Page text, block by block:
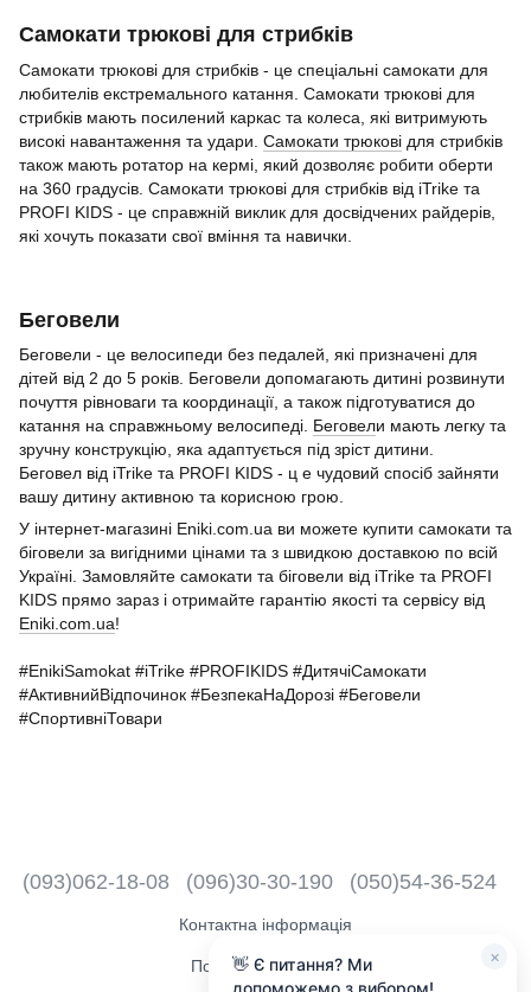
Самокати трюкові для стрибків
Самокати трюкові для стрибків - це спеціальні самокати для
любителів екстремального катання. Самокати трюкові для
стрибків мають посилений каркас та колеса, які витримують
високі навантаження та удари. Самокати трюкові для стрибків
також мають ротатор на кермі, який дозволяє робити оберти
на 360 градусів. Самокати трюкові для стрибків від iTrike та
PROFI KIDS - це справжній виклик для досвідчених райдерів,
які хочуть показати свої вміння та навички.
Беговели
Беговели - це велосипеди без педалей, які призначені для
дітей від 2 до 5 років. Беговели допомагають дитині розвинути
почуття рівноваги та координації, а також підготуватися до
катання на справжньому велосипеді. Беговели мають легку та
зручну конструкцію, яка адаптується під зріст дитини.
Беговел від iTrike та PROFI KIDS - ц е чудовий спосіб зайняти
вашу дитину активною та корисною грою.
У інтернет-магазині Eniki.com.ua ви можете купити самокати та
біговели за вигідними цінами та з швидкою доставкою по всій
Україні. Замовляйте самокати та біговели від iTrike та PROFI
KIDS прямо зараз і отримайте гарантію якості та сервісу від
Eniki.com.ua!
#EnikiSamokat #iTrike #PROFIKIDS #ДитячіСамокати
#АктивнийВідпочинок #БезпекаНаДорозі #Беговели
#СпортивніТовари
(093)062-18-08 (096)30-30-190 (050)54-36-524
Контактна інформація
Повна версія сайту ×
👋 Є питання? Ми
допоможемо з вибором!